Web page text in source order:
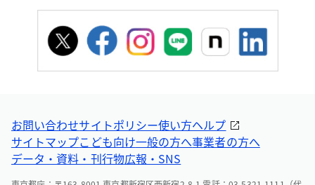
お問い合わせサイトポリシー使い方ヘルプ
サイトマップこども向け一般の方へ事業者の方へ
データ・資料・刊行物広報・SNS